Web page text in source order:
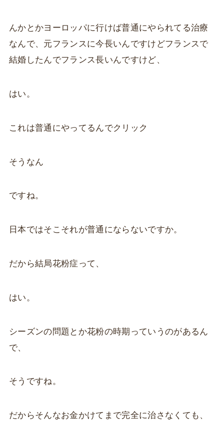
んかとかヨーロッパに行けば普通にやられてる治療
なんで、元フランスに今長いんですけどフランスで
結婚したんでフランス長いんですけど、
はい。
これは普通にやってるんでクリック
そうなん
ですね。
日本ではそこそれが普通にならないですか。
だから結局花粉症って、
はい。
シーズンの問題とか花粉の時期っていうのがあるん
で、
そうですね。
だからそんなお金かけてまで完全に治さなくても、